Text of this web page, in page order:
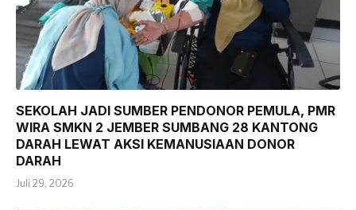
SEKOLAH JADI SUMBER PENDONOR PEMULA, PMR
WIRA SMKN 2 JEMBER SUMBANG 28 KANTONG
DARAH LEWAT AKSI KEMANUSIAAN DONOR
DARAH
Juli 29, 2026